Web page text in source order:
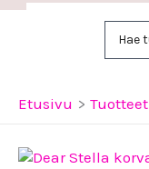
Etusivu Tuotteet